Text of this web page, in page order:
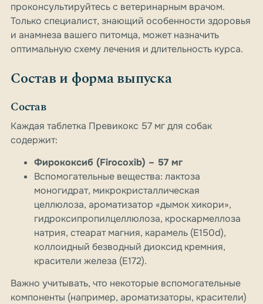
проконсультируйтесь с ветеринарным врачом.
Только специалист, знающий особенности здоровья
и анамнеза вашего питомца, может назначить
оптимальную схему лечения и длительность курса.
Состав и форма выпуска
Состав
Каждая таблетка Превикокс 57 мг для собак
содержит:
Фирококсиб (Firocoxib) – 57 мг
Вспомогательные вещества: лактоза
моногидрат, микрокристаллическая
целлюлоза, ароматизатор «дымок хикори»,
гидроксипропилцеллюлоза, кроскармеллоза
натрия, стеарат магния, карамель (E150d),
коллоидный безводный диоксид кремния,
красители железа (E172).
Важно учитывать, что некоторые вспомогательные
компоненты (например, ароматизаторы, красители)